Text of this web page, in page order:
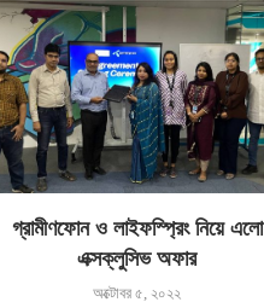
গ্রামীণফোন ও লাইফস্প্রিং নিয়ে এলো
এক্সক্লুসিভ অফার
অক্টোবর ৫, ২০২২